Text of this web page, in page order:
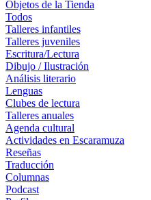
Objetos de la Tienda
Todos
Talleres infantiles
Talleres juveniles
Escritura/Lectura
Dibujo / Ilustración
Análisis literario
Lenguas
Clubes de lectura
Talleres anuales
Agenda cultural
Actividades en Escaramuza
Reseñas
Traducción
Columnas
Podcast